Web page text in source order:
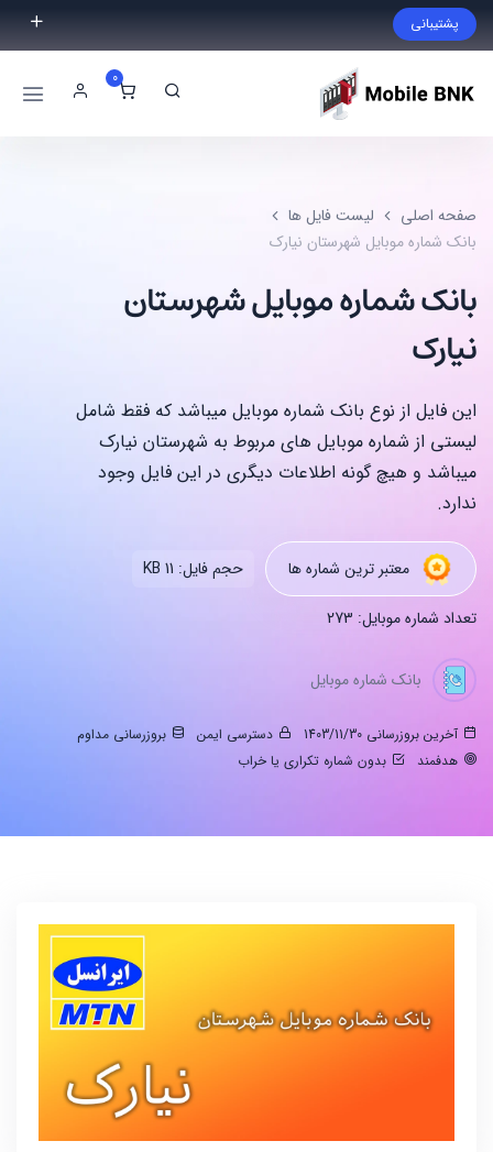
پشتیبانی
فایل مورد نظر خود را پیدا نکردید؟ با ما تماس بگیرید.
09999868721
0
صفحه اصلی
لیست فایل ها
بانک شماره موبایل شهرستان نیارک
بانک شماره موبایل شهرستان
نیارک
این فایل از نوع بانک شماره موبایل میباشد که فقط شامل
لیستی از شماره موبایل های مربوط به شهرستان نیارک
میباشد و هیچ گونه اطلاعات دیگری در این فایل وجود
ندارد.
معتبر ترین شماره ها حجم فایل: 11 KB
تعداد شماره موبایل: 273
بانک شماره موبایل
آخرین بروزرسانی 1403/11/30 دسترسی ایمن
بروزرسانی مداوم
هدفمند
بدون شماره تکراری یا خراب